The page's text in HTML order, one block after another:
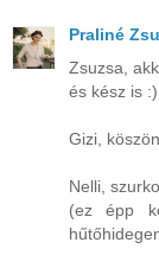
Praliné
Zsuzsa,
és kész is :)
Gizi,
Nelli,
(ez épp